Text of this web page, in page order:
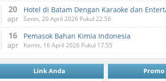
20
apr
Hotel di Batam Dengan Karaoke dan
Senin, 20 April 2026 Pukul 22.56
16
apr
Pemasok Bahan Kimia Indonesia
Kamis, 16 April 2026 Pukul 17.55
Link Anda